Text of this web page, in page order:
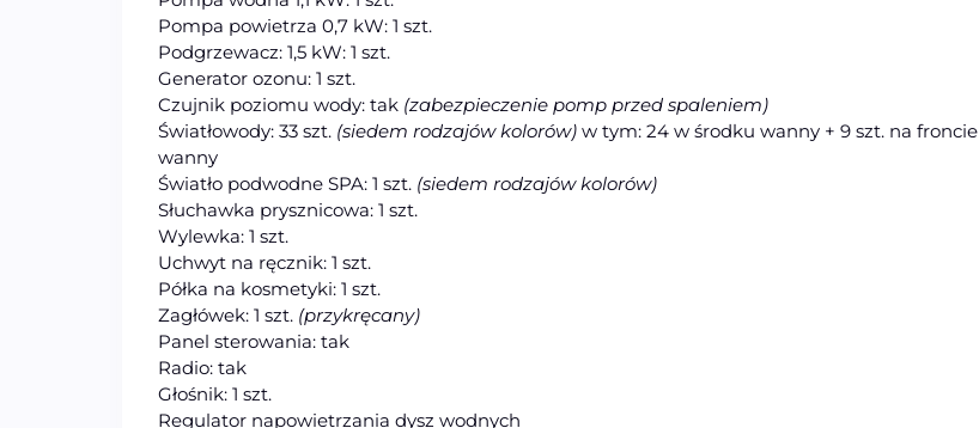
Pompa powietrza 0,7 kW: 1 szt.
Podgrzewacz: 1,5 kW: 1 szt.
Generator ozonu: 1 szt.
Czujnik poziomu wody: tak (zabezpieczenie pomp przed spaleniem)
Światłowody: 33 szt. (siedem rodzajów kolorów) w tym: 24 w środku wanny + 9 szt. na froncie
wanny
Światło podwodne SPA: 1 szt. (siedem rodzajów kolorów)
Słuchawka prysznicowa: 1 szt.
Wylewka: 1 szt.
Uchwyt na ręcznik: 1 szt.
Półka na kosmetyki: 1 szt.
Zagłówek: 1 szt. (przykręcany)
Panel sterowania: tak
Radio: tak
Głośnik: 1 szt.
Regulator napowietrzania dysz wodnych